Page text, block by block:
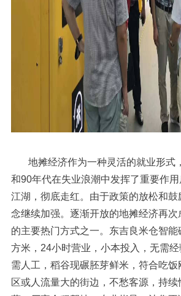
地摊经济作为一种灵活的就业形式
和90年代在失业浪潮中发挥了重要作
江湖，彻底走红。由于政策的放松和
念继续加强。逐渐开放的地摊经济再次
的主要热门方式之一。东吉良米仓智
方米，24小时营业，小本投入，无需
需人工，稻谷现碾胚芽鲜米，符合吃
区或人流量大的街边，不愁客源，持